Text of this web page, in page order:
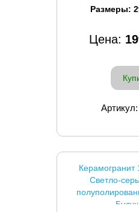
Размеры:
Цена:
Керамогранит
Светло-